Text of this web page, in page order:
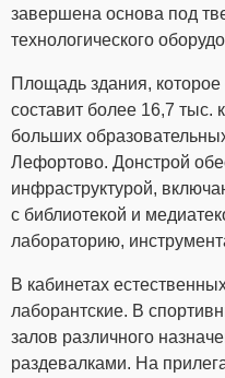
завершена основа под
технологического
Площадь здания,
составит более 16,7 тыс.
больших
Лефортово. Донстрой
инфраструктурой,
с библиотекой и
лабораторию,
В кабинетах
лаборантские. В
залов различного
раздевалками. На